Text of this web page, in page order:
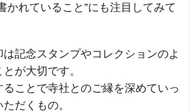
かれていること”にも注目してみて
記念スタンプやコレクションのよ
が大切です。
ことで寺社とのご縁を深めていっ
だくもの。